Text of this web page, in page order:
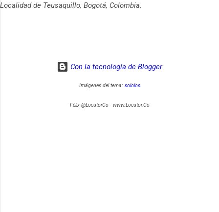
Localidad de Teusaquillo, Bogotá, Colombia.
Con la tecnología de Blogger
Imágenes del tema: sololos
Félix @LocutorCo - www.Locutor.Co